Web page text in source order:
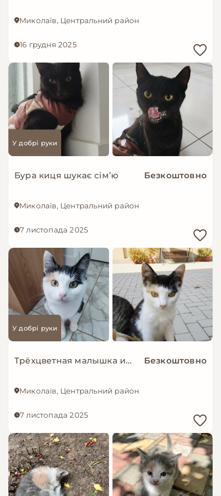
Миколаїв, Центральний район
16 грудня 2025
У добрі руки
Бура киця шукає сімʼю Безкоштовно
Миколаїв, Центральний район
7 листопада 2025
У добрі руки
Трёхцветная малышка ищет любящую семью Безкоштовно
Миколаїв, Центральний район
7 листопада 2025